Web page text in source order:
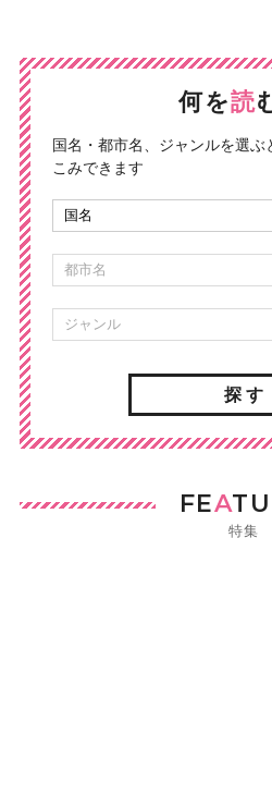
何を読
国名・都市名、ジャンルを選ぶ
こみできます
探 す
FEA
特集